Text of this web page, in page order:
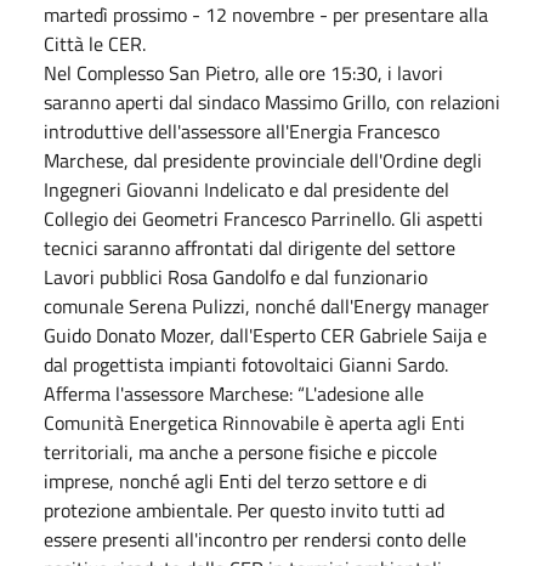
martedì prossimo - 12 novembre - per presentare alla
Città le CER.
Nel Complesso San Pietro, alle ore 15:30, i lavori
saranno aperti dal sindaco Massimo Grillo, con relazioni
introduttive dell'assessore all'Energia Francesco
Marchese, dal presidente provinciale dell'Ordine degli
Ingegneri Giovanni Indelicato e dal presidente del
Collegio dei Geometri Francesco Parrinello. Gli aspetti
tecnici saranno affrontati dal dirigente del settore
Lavori pubblici Rosa Gandolfo e dal funzionario
comunale Serena Pulizzi, nonché dall'Energy manager
Guido Donato Mozer, dall'Esperto CER Gabriele Saija e
dal progettista impianti fotovoltaici Gianni Sardo.
Afferma l'assessore Marchese: “L'adesione alle
Comunità Energetica Rinnovabile è aperta agli Enti
territoriali, ma anche a persone fisiche e piccole
imprese, nonché agli Enti del terzo settore e di
protezione ambientale. Per questo invito tutti ad
essere presenti all'incontro per rendersi conto delle